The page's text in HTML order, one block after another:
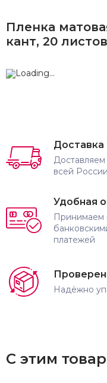
Пленка
кант, 20
всей России
Удобная
Принимаем
платежей
Надёжно
С этим